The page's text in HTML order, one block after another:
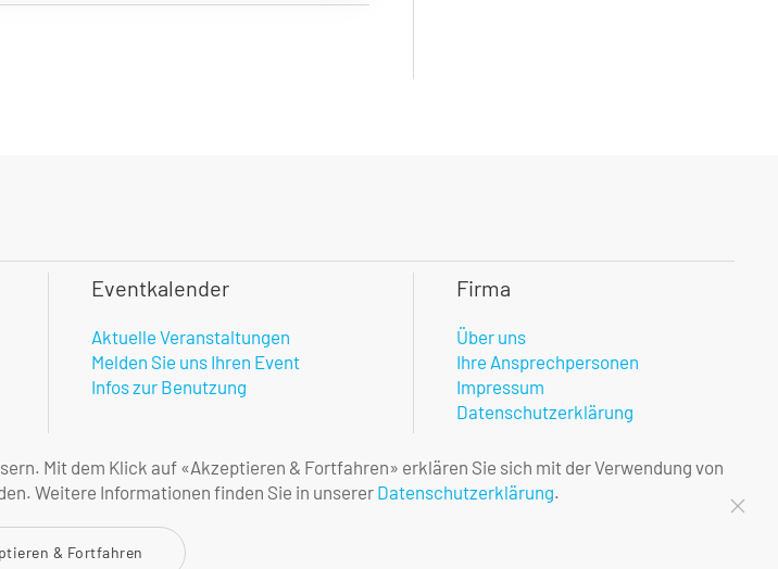
Eventkalender
Aktuelle Veranstaltungen
Melden Sie uns Ihren Event
Infos zur Benutzung
Firma
Über uns
Ihre Ansprechpersonen
Impressum
Datenschutzerklärung
Mit dem Klick auf «Akzeptieren & Fortfahren» erklären Sie sich mit der Verwendung von
Weitere Informationen finden Sie in unserer Datenschutzerklärung.
& Fortfahren